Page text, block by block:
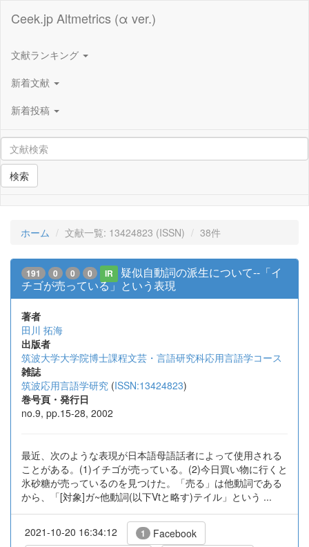
Ceek.jp Altmetrics (α ver.)
文献ランキング
新着文献
新着投稿
検索
ホーム 文献一覧: 13424823 (ISSN) 38件
191 0 0 0 IR
疑似自動詞の派生について--「イ
チゴが売っている」という表現
著者
田川 拓海
出版者
筑波大学大学院博士課程文芸・言語研究科応用言語学コース
雑誌
筑波応用言語学研究 (ISSN:13424823)
巻号頁・発行日
no.9, pp.15-28, 2002
最近、次のような表現が日本語母語話者によって使用される
ことがある。(1)イチゴが売っている。(2)今日買い物に行くと
氷砂糖が売っているのを見つけた。「売る」は他動詞である
から、「[対象]ガ~他動詞(以下Vtと略す)テイル」という ...
2021-10-20 16:34:12 1 Facebook